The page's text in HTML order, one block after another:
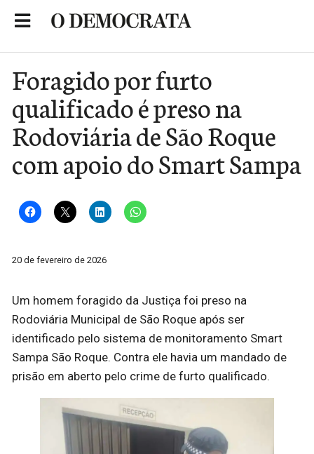
Foragido por furto
qualificado é preso na
Rodoviária de São Roque
com apoio do Smart Sampa
20 de fevereiro de 2026
Um homem foragido da Justiça foi preso na
Rodoviária Municipal de São Roque após ser
identificado pelo sistema de monitoramento Smart
Sampa São Roque. Contra ele havia um mandado de
prisão em aberto pelo crime de furto qualificado.